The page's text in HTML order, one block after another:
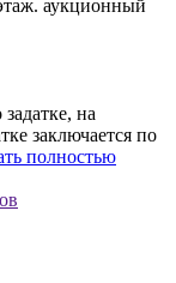
аукционный
на
заключается по
полностью